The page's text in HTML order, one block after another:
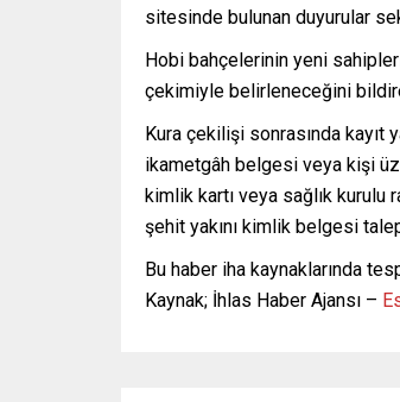
sitesinde bulunan duyurular
Hobi bahçelerinin yeni
çekimiyle belirleneceğini
Kura çekilişi sonrasında kayıt
ikametgâh belgesi veya kişi
kimlik kartı veya sağlık kurulu
şehit yakını kimlik belgesi
Bu haber iha kaynaklarında
Kaynak; İhlas Haber Ajansı –